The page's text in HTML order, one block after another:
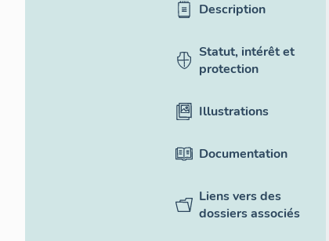
Description
Statut, intérêt et
protection
Illustrations
Documentation
Liens vers des
dossiers associés